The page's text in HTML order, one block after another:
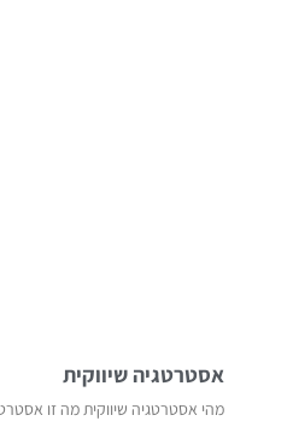
אסטרטגיה שיווקית
מהי אסטרטגיה שיווקית מה זו